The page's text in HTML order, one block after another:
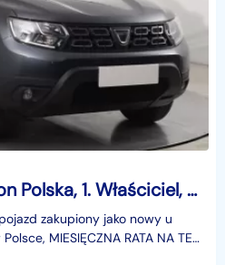
Dacia Duster I , Salon Polska, 1. Właściciel, Serwis ASO, GAZ, Klima,
zakupiony jako nowy u
NA TEN
w ogłoszeniu loka